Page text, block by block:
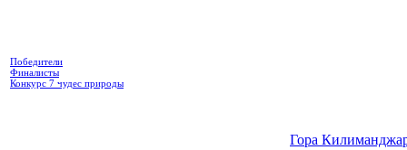
Победители
Финалисты
Конкурс 7 чудес природы
Гора